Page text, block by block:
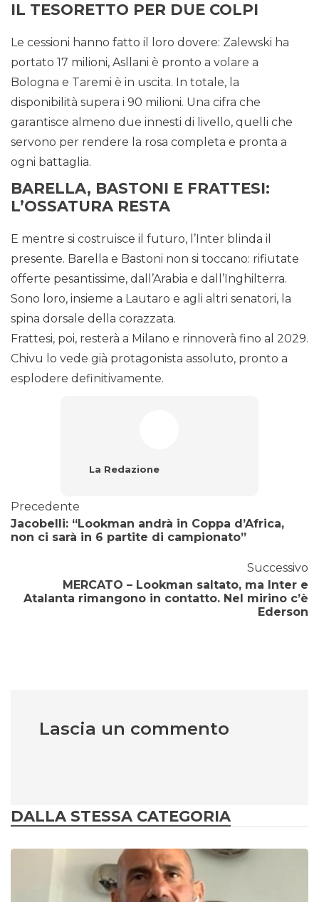
IL TESORETTO PER DUE COLPI
Le cessioni hanno fatto il loro dovere: Zalewski ha
portato 17 milioni, Asllani è pronto a volare a
Bologna e Taremi è in uscita. In totale, la
disponibilità supera i 90 milioni. Una cifra che
garantisce almeno due innesti di livello, quelli che
servono per rendere la rosa completa e pronta a
ogni battaglia.
BARELLA, BASTONI E FRATTESI:
L’OSSATURA RESTA
E mentre si costruisce il futuro, l’Inter blinda il
presente. Barella e Bastoni non si toccano: rifiutate
offerte pesantissime, dall’Arabia e dall’Inghilterra.
Sono loro, insieme a Lautaro e agli altri senatori, la
spina dorsale della corazzata.
Frattesi, poi, resterà a Milano e rinnoverà fino al 2029.
Chivu lo vede già protagonista assoluto, pronto a
esplodere definitivamente.
La Redazione
Precedente
Jacobelli: “Lookman andrà in Coppa d’Africa,
non ci sarà in 6 partite di campionato”
Successivo
MERCATO – Lookman saltato, ma Inter e
Atalanta rimangono in contatto. Nel mirino c’è
Ederson
Lascia un commento
DALLA STESSA CATEGORIA